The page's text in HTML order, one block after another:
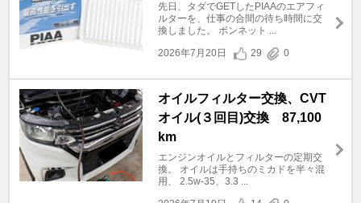
先日、タダでGETしたPIAAのエアフィ
ルターを、仕事の合間の待ち時間に交
換しました。 ボンネット ...
2026年7月20日
29 0
オイルフィルター交換、CVT
オイル(３回目)交換 87,100
km
エンジンオイルとフィルターの定期交
換。 オイルは手持ちのミカドを半々混
用、 2.5w-35、3.3 ...